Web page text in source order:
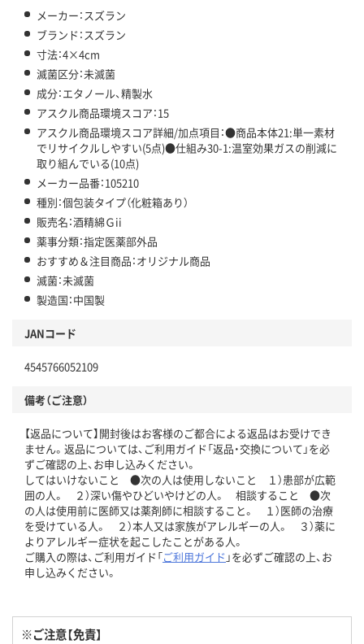
メーカー：スズラン
ブランド：スズラン
寸法：4×4cm
滅菌区分：未滅菌
成分：エタノール、精製水
アスクル商品環境スコア：15
アスクル商品環境スコア詳細/加点項目：●商品本体21:単一素材
でリサイクルしやすい(5点)●仕組み30-1:温室効果ガスの削減に
取り組んでいる(10点)
メーカー品番：105210
種別：個包装タイプ（化粧箱あり）
販売名：酒精綿Ｇii
薬事分類：指定医薬部外品
おすすめ＆注目商品：オリジナル商品
滅菌：未滅菌
製造国：中国製
JANコード
4545766052109
備考（ご注意）
【返品について】開封後はお客様のご都合による返品はお受けでき
ません。返品については、ご利用ガイド「返品・交換について」を必
ずご確認の上、お申し込みください。
してはいけないこと ●次の人は使用しないこと １）患部が広範
囲の人。 ２）深い傷やひどいやけどの人。 相談すること ●次
の人は使用前に医師又は薬剤師に相談すること。 １）医師の治療
を受けている人。 ２）本人又は家族がアレルギーの人。 ３）薬に
よりアレルギー症状を起こしたことがある人。
ご購入の際は、ご利用ガイド「ご利用ガイド 」を必ずご確認の上、お
申し込みください。
※ご注意【免責】